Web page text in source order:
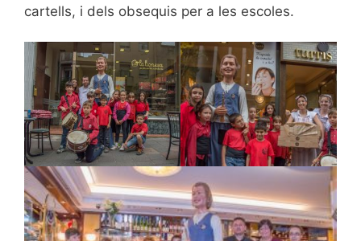
cartells, i dels obsequis per a les escoles.